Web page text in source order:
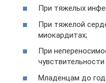
При тяжелых
При тяжелой
миокардитах;
При
Младенцам до